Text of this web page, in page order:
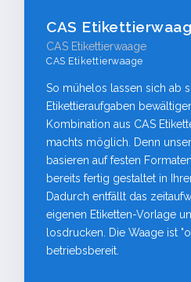
CAS
CAS Etikettierwaage
CAS Etikettierwaage
So mühelos lassen sich ab
Etikettieraufgaben
Kombination aus CAS
machts möglich. Denn
basieren auf festen
bereits fertig gestaltet in
Dadurch entfällt das
eigenen Etiketten-Vorlage
losdrucken. Die Waage ist
betriebsbereit.